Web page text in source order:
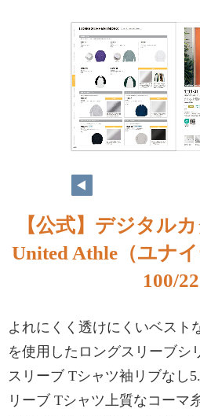
99
【公式】デジタル
United Athle（ユナ
100/
よれにくく透けにくいベスト
を使用したロングスリーブシ
スリーブ Tシャツ袖リブなし
リーブ Tシャツ上質なコーマ